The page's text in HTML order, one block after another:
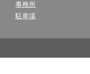
事務所
駐車場